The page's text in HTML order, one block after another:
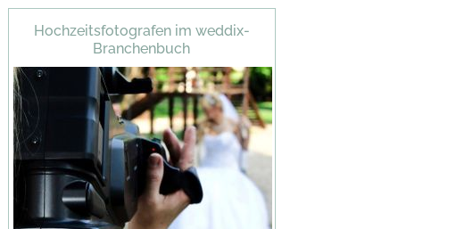
Hochzeitsfotografen im weddix-
Branchenbuch